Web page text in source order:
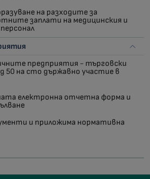
на разходите за
заплати на медицинския и
предприятия - търговски
50 на сто държавно участие в
електронна отчетна форма и
и приложима нормативна